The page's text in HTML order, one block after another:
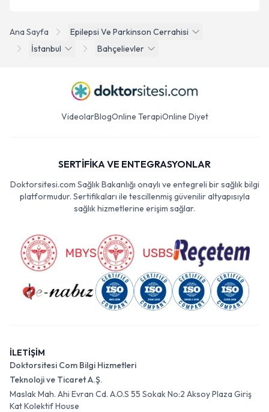
Ana Sayfa
Epilepsi Ve Parkinson Cerrahisi
İstanbul
Bahçelievler
VideolarBlogOnline TerapiOnline Diyet
SERTİFİKA VE ENTEGRASYONLAR
Doktorsitesi.com Sağlık Bakanlığı onaylı ve entegreli bir sağlık bilgi
platformudur. Sertifikaları ile tescillenmiş güvenilir altyapısıyla
sağlık hizmetlerine erişim sağlar.
İLETİŞİM
Doktorsitesi Com Bilgi Hizmetleri
Teknoloji ve Ticaret A.Ş.
Maslak Mah. Ahi Evran Cd. A.O.S 55 Sokak No:2 Aksoy Plaza Giriş
Kat Kolektif House